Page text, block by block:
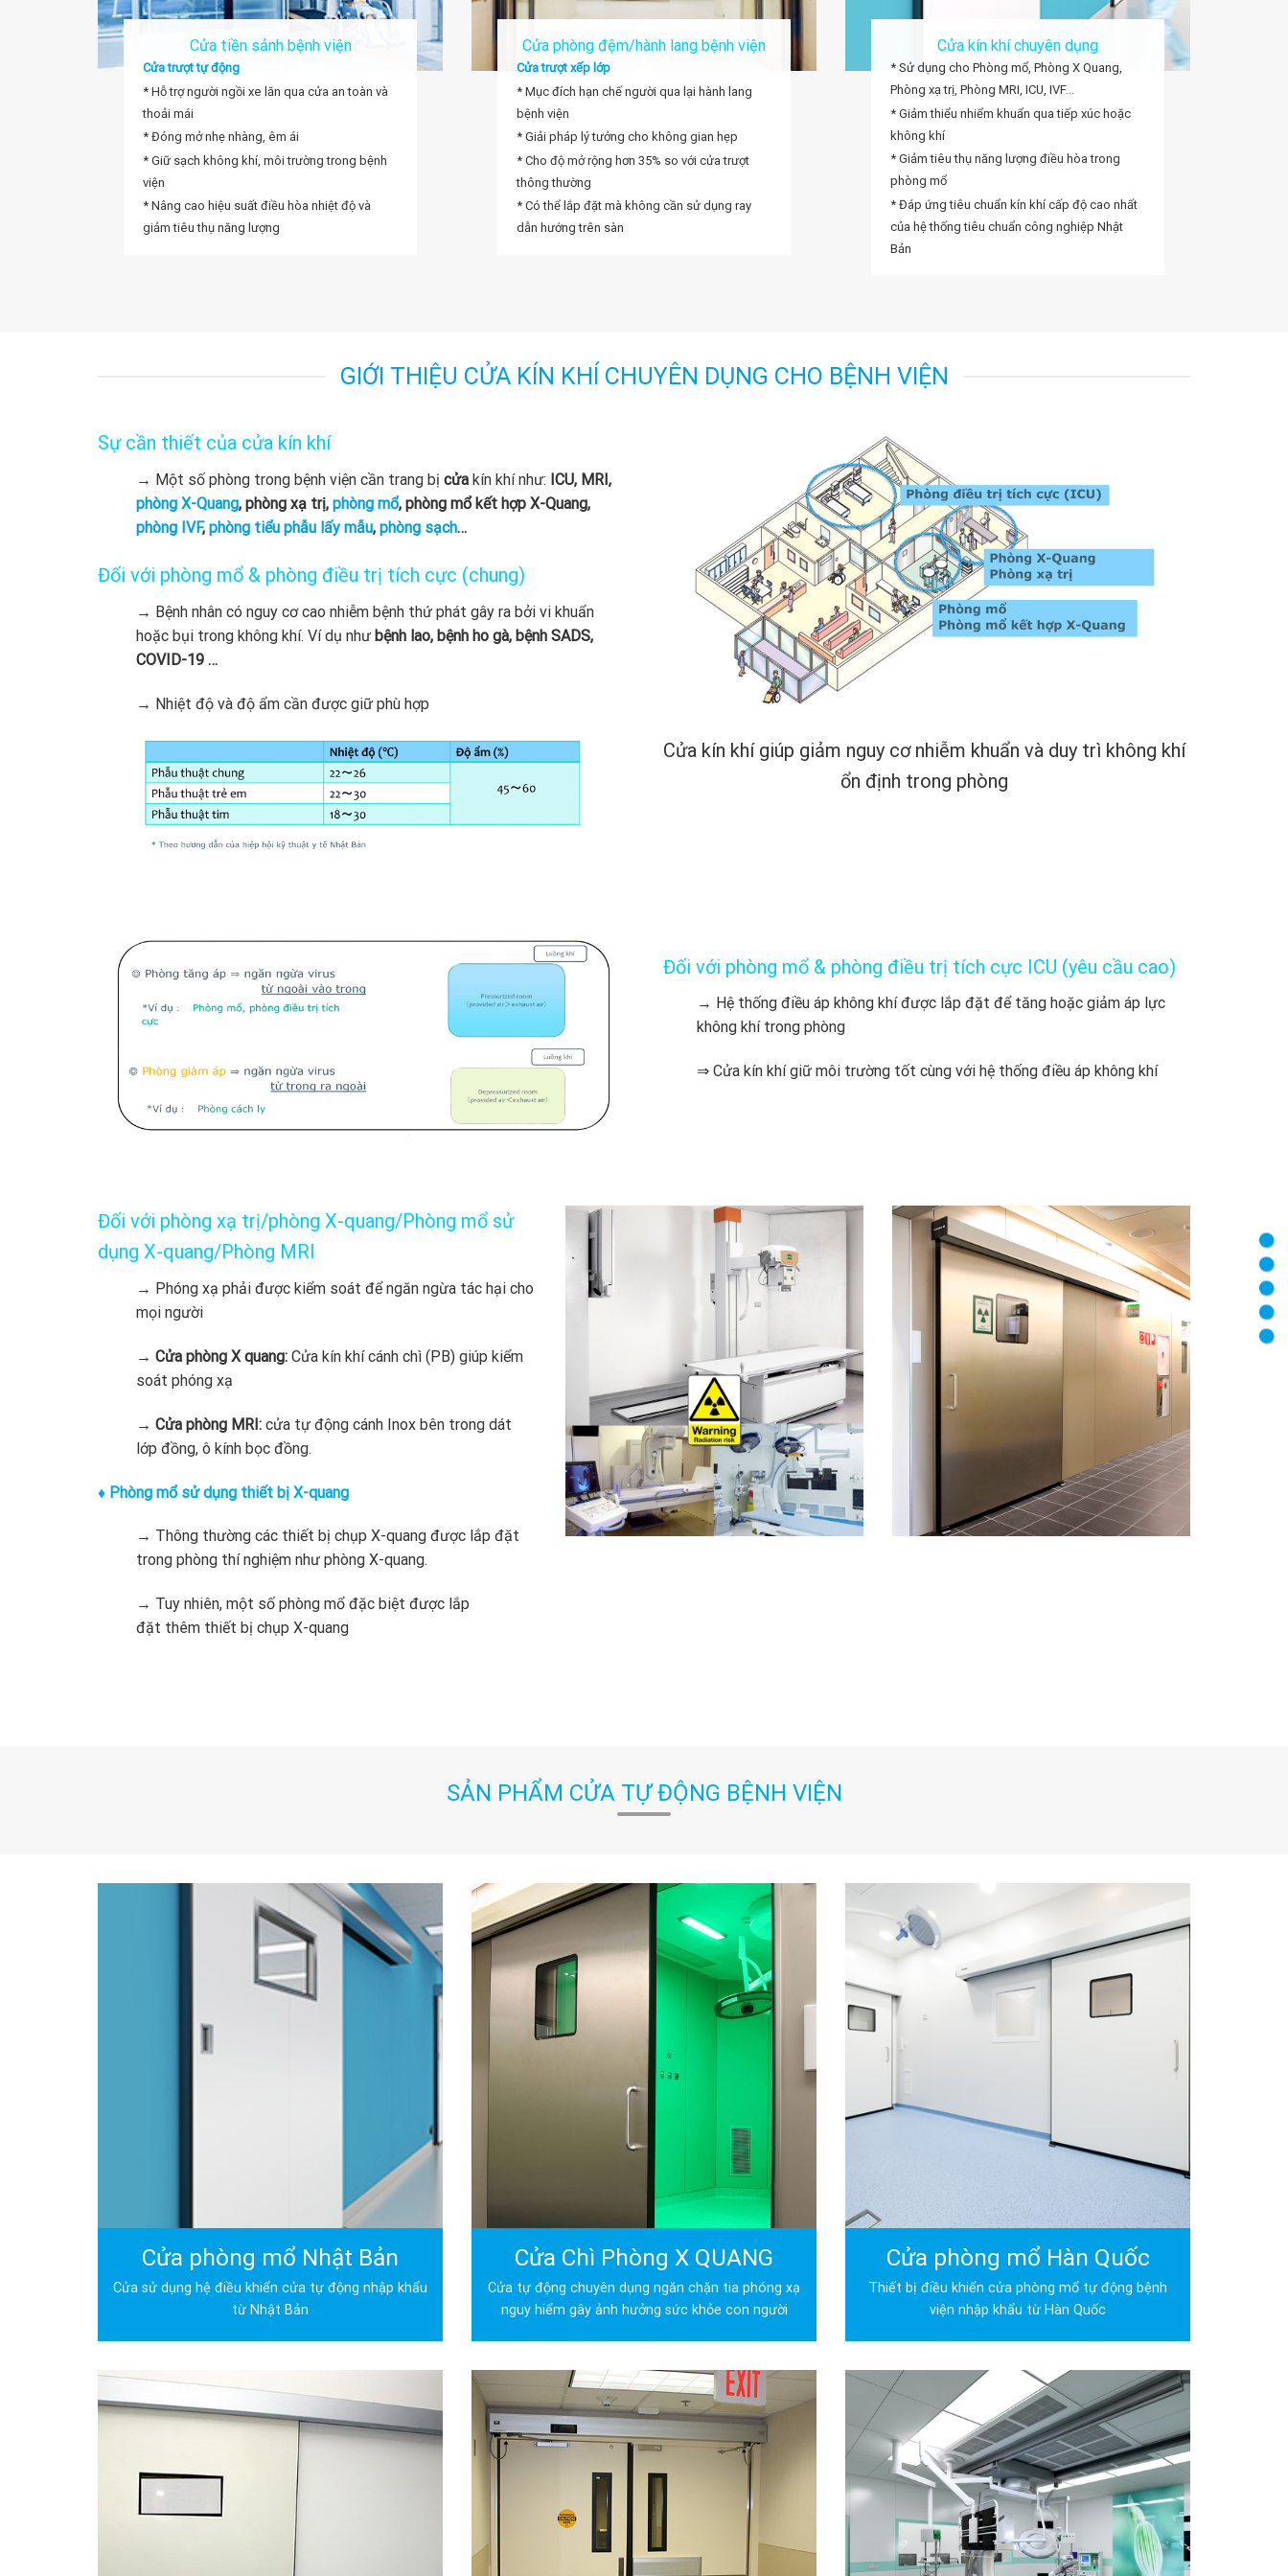
Cửa tiền sảnh bệnh viện
Cửa trượt tự động
* Hỗ trợ người ngồi xe lăn qua cửa an toàn và
thoải mái
* Đóng mở nhẹ nhàng, êm ái
* Giữ sạch không khí, môi trường trong bệnh
viện
* Nâng cao hiệu suất điều hòa nhiệt độ và
giảm tiêu thụ năng lượng
Cửa phòng đệm/hành lang bệnh viện
Cửa trượt xếp lớp
* Mục đích hạn chế người qua lại hành lang
bệnh viện
* Giải pháp lý tưởng cho không gian hẹp
* Cho độ mở rộng hơn 35% so với cửa trượt
thông thường
* Có thể lắp đặt mà không cần sử dụng ray
dẫn hướng trên sàn
Cửa kín khí chuyên dụng
* Sử dụng cho Phòng mổ, Phòng X Quang,
Phòng xạ trị, Phòng MRI, ICU, IVF…
* Giảm thiểu nhiểm khuẩn qua tiếp xúc hoặc
không khí
* Giảm tiêu thụ năng lượng điều hòa trong
phòng mổ
* Đáp ứng tiêu chuẩn kín khí cấp độ cao nhất
của hệ thống tiêu chuẩn công nghiệp Nhật
Bản
GIỚI THIỆU CỬA KÍN KHÍ CHUYÊN DỤNG CHO BỆNH VIỆN
Sự cần thiết của cửa kín khí
→ Một số phòng trong bệnh viện cần trang bị cửa kín khí như: ICU, MRI,
phòng X-Quang, phòng xạ trị, phòng mổ, phòng mổ kết hợp X-Quang,
phòng IVF, phòng tiểu phẫu lấy mẫu, phòng sạch…
Đối với phòng mổ & phòng điều trị tích cực (chung)
→ Bệnh nhân có nguy cơ cao nhiễm bệnh thứ phát gây ra bởi vi khuẩn
hoặc bụi trong không khí. Ví dụ như bệnh lao, bệnh ho gà, bệnh SADS,
COVID-19 …
→ Nhiệt độ và độ ẩm cần được giữ phù hợp
Cửa kín khí giúp giảm nguy cơ nhiễm khuẩn và duy trì không khí
ổn định trong phòng
Đối với phòng mổ & phòng điều trị tích cực ICU (yêu cầu cao)
→ Hệ thống điều áp không khí được lắp đặt để tăng hoặc giảm áp lực
không khí trong phòng
⇒ Cửa kín khí giữ môi trường tốt cùng với hệ thống điều áp không khí
Đối với phòng xạ trị/phòng X-quang/Phòng mổ sử
dụng X-quang/Phòng MRI
→ Phóng xạ phải được kiểm soát để ngăn ngừa tác hại cho
mọi người
→ Cửa phòng X quang: Cửa kín khí cánh chì (PB) giúp kiểm
soát phóng xạ
→ Cửa phòng MRI: cửa tự động cánh Inox bên trong dát
lớp đồng, ô kính bọc đồng.
♦ Phòng mổ sử dụng thiết bị X-quang
→ Thông thường các thiết bị chụp X-quang được lắp đặt
trong phòng thí nghiệm như phòng X-quang.
→ Tuy nhiên, một số phòng mổ đặc biệt được lắp
đặt thêm thiết bị chụp X-quang
SẢN PHẨM CỬA TỰ ĐỘNG BỆNH VIỆN
Cửa phòng mổ Nhật Bản
Cửa sử dụng hệ điều khiển cửa tự động nhập khẩu
từ Nhật Bản
Cửa Chì Phòng X QUANG
Cửa tự động chuyên dụng ngăn chặn tia phóng xạ
nguy hiểm gây ảnh hưởng sức khỏe con người
Cửa phòng mổ Hàn Quốc
Thiết bị điều khiển cửa phòng mổ tự động bệnh
viện nhập khẩu từ Hàn Quốc